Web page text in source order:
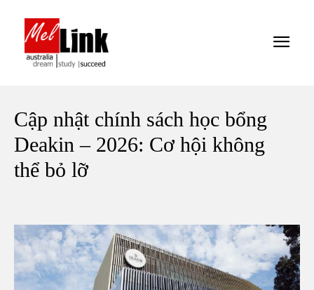
Cập nhật chính sách học bổng
Deakin – 2026: Cơ hội không
thể bỏ lỡ